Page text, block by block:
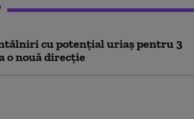
cu potențial uriaș pentru 3
o nouă direcție